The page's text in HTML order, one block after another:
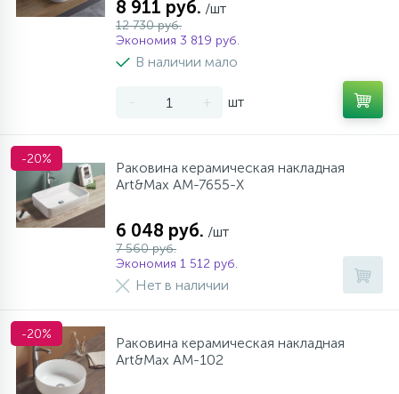
8 911 руб. /шт
12 730 руб.
Экономия 3 819 руб.
В наличии мало
- + шт
-20%
Раковина керамическая накладная
Art&Max AM-7655-X
6 048 руб. /шт
7 560 руб.
Экономия 1 512 руб.
Нет в наличии
-20%
Раковина керамическая накладная
Art&Max AM-102